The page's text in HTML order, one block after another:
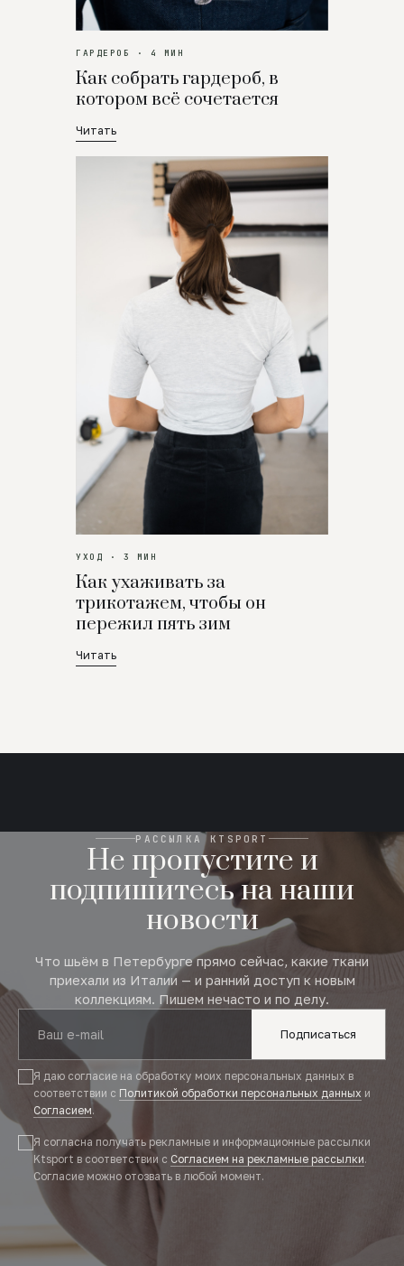
ГАРДЕРОБ · 4 МИН
Как собрать гардероб, в
котором всё сочетается
Читать
УХОД · 3 МИН
Как ухаживать за
трикотажем, чтобы он
пережил пять зим
Читать
РАССЫЛКА KTSPORT
Не пропустите и
подпишитесь на наши
новости
Что шьём в Петербурге прямо сейчас, какие ткани
приехали из Италии — и ранний доступ к новым
коллекциям. Пишем нечасто и по делу.
Подписаться
Я даю согласие на обработку моих персональных данных в
соответствии с Политикой обработки персональных данных и
Согласием.
Я согласна получать рекламные и информационные рассылки
Ktsport в соответствии с Согласием на рекламные рассылки.
Согласие можно отозвать в любой момент.